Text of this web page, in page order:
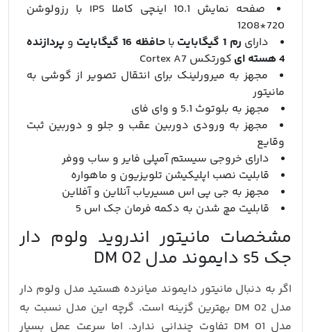
صفحه نمایش 10.1 اینچی کاملا IPS با رزولوشن
720*1208
دارای رم 1 گیگابایت باحافظه 16 گیگابایت و پردازنده
4 هسته ای
کورتکس Cortex A7
مجهز به میرورلینک برای انتقال تصویر از گوشی به
مانیتور
مجهز به بلوتوث 5.1 و وای فای
مجهز به ورودی دوربین عقب و جلو و دوربین ثبت
وقایع
دارای خروجی سیستم آمپلی فایر و ساب ووفر
قابلیت نصب اپلیکیشن تلویزیون و ماهواره
مجهز به جی پی اس مسیریاب آنلاین و آفلاین
قابلیت مچ شدن به دکمه فرمان جک اس 5
مشخصات مانیتور اندروید ولوم دار
جک s5 دایموند مدل DM 02
اگر به دنبال مانیتور دایموند میانرده هستید مدل ولوم دار
مدل DM 02 بهترین گزینه است. گرچه این مدل نسبت به
مدل DM 01 تفاوت چندانی ندارد. اما سرعت عمل بسیار